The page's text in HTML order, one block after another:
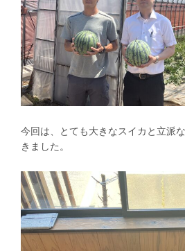
今回は、とても大きなスイカと立派
きました。